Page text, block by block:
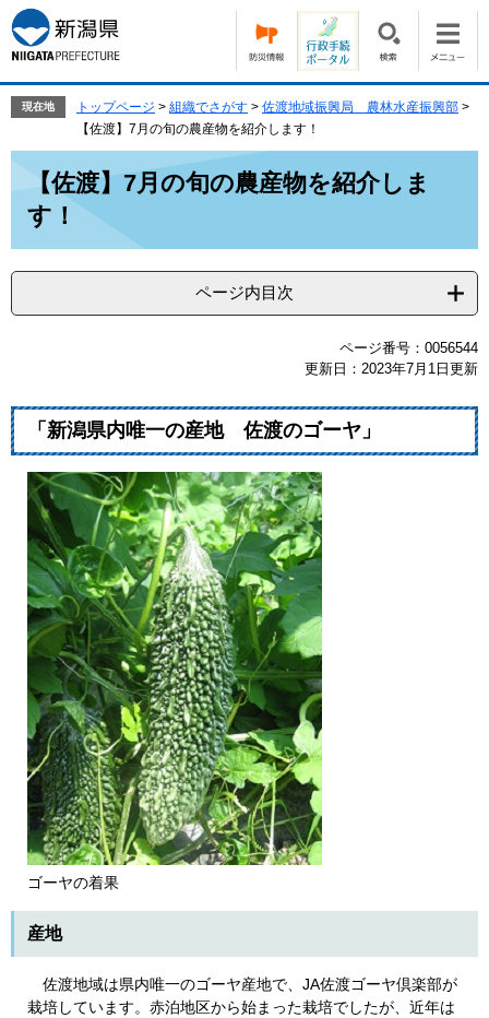
ー
ジ
の
で
ニ
ュ
ー
ば
現在地 トップページ > 組織でさがす > 佐渡地域振興局 農林水産振興部 >
【佐渡】7月の旬の農産物を紹介します！
【佐渡】7月の旬の農産物を紹介しま
す！
ページ内目次
ページ番号：0056544
更新日：2023年7月1日更新
「新潟県内唯一の産地 佐渡のゴーヤ」
ゴーヤの着果
産地
佐渡地域は県内唯一のゴーヤ産地で、JA佐渡ゴーヤ倶楽部が
栽培しています。赤泊地区から始まった栽培でしたが、近年は